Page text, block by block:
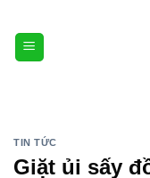
content
TIN TỨC
Giặt ủi sấy